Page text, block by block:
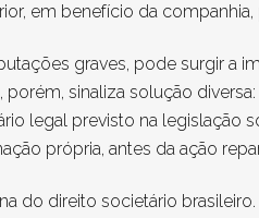
em benefício da
graves, pode surgir a
sinaliza solução
legal previsto na legislação
própria, antes da ação
do direito societário